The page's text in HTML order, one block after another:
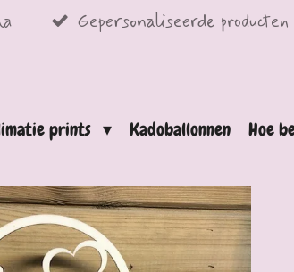
Gepersonaliseerde producten
prints Kadoballonnen Hoe